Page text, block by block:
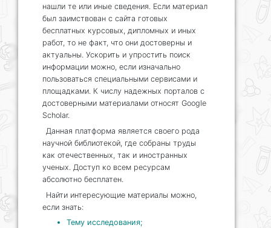
нашли те или иные сведения. Если материал
был заимствован с сайта готовых
бесплатных курсовых, дипломных и иных
работ, то не факт, что они достоверны и
актуальны. Ускорить и упростить поиск
информации можно, если изначально
пользоваться специальными сервисами и
площадками. К числу надежных порталов с
достоверными материалами относят Google
Scholar.
Данная платформа является своего рода
научной библиотекой, где собраны труды
как отечественных, так и иностранных
ученых. Доступ ко всем ресурсам
абсолютно бесплатен.
Найти интересующие материалы можно,
если знать:
Тему исследования;